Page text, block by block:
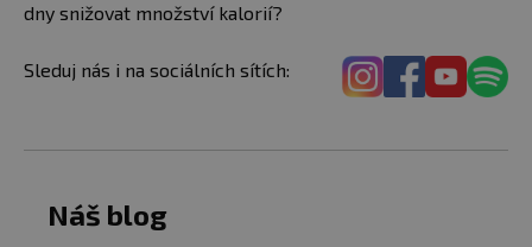
dny snižovat množství kalorií?
Sleduj nás i na sociálních sítích:
Náš blog